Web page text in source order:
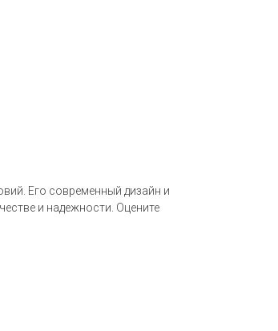
Его современный дизайн и
и надежности. Оцените